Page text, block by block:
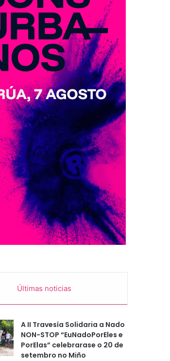
Últimas noticias
A II Travesía Solidaria a Nado
NON-STOP “EuNadoPorEles e
PorElas” celebrarase o 20 de
setembro no Miño